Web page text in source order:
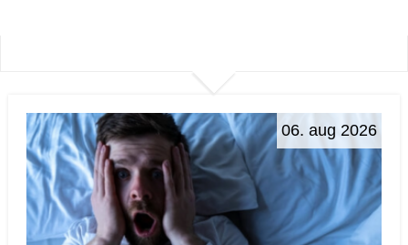
06. aug 2026